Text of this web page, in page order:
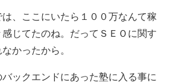
、ここにいたら１００万なんて稼
じてたのね。だってＳＥＯに関す
かったから。
ックエンドにあった塾に入る事に